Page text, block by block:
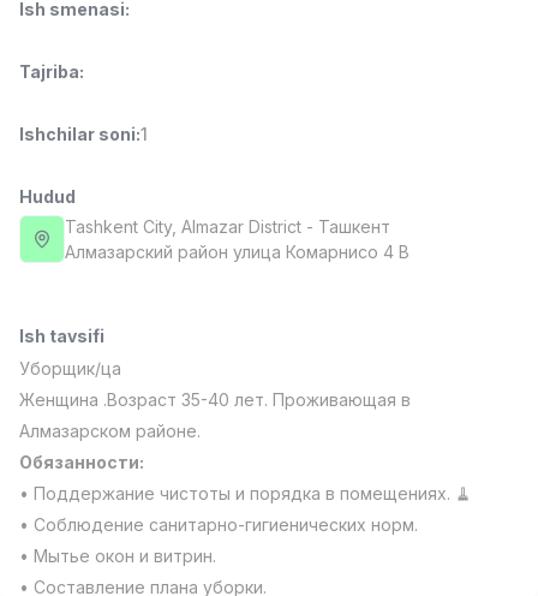
Yetkazib berish
Full time job
Fast food Oshpazi
LES AILES
Full time job
Ish joyidan
NAVBAHOR APTEKA
Sotuv Operatori (Faqat qizlar!)
Kelishiladi
NAFF
Full time job
Ish joyidan
Sotuv bo'yicha agent
Kelishiladi
Ish smenasi:
Tajriba:
Ishchilar soni:1
Hudud
Tashkent City, Almazar District - Ташкент
Алмазарский район улица Комарнисо 4 В
Ish tavsifi
Уборщик/ца
Женщина .Возраст 35-40 лет. Проживающая в
Алмазарском районе.
Обязанности:
• Поддержание чистоты и порядка в помещениях. 🧹
• Соблюдение санитарно-гигиенических норм.
• Мытье окон и витрин.
• Составление плана уборки.
Vakansiyalar Sohalar